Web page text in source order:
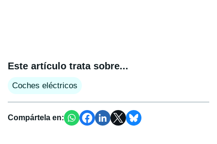
Este artículo trata sobre...
Coches eléctricos
Compártela en: